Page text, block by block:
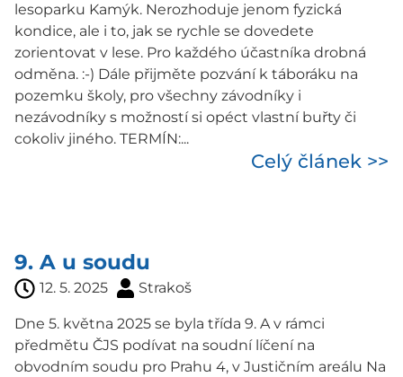
lesoparku Kamýk. Nerozhoduje jenom fyzická
kondice, ale i to, jak se rychle se dovedete
zorientovat v lese. Pro každého účastníka drobná
odměna. :-) Dále přijměte pozvání k táboráku na
pozemku školy, pro všechny závodníky i
nezávodníky s možností si opéct vlastní buřty či
cokoliv jiného. TERMÍN:...
Celý článek >>
9. A u soudu
12. 5. 2025 Strakoš
Dne 5. května 2025 se byla třída 9. A v rámci
předmětu ČJS podívat na soudní líčení na
obvodním soudu pro Prahu 4, v Justičním areálu Na